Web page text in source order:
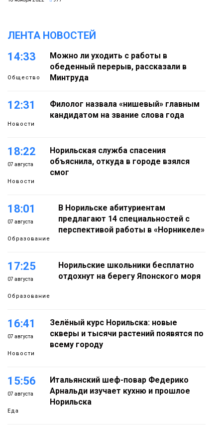
ЛЕНТА НОВОСТЕЙ
14:33
Общество
Можно ли уходить с работы в
обеденный перерыв, рассказали в
Минтруда
12:31
Новости
Филолог назвала «нишевый» главным
кандидатом на звание слова года
18:22
07 августа
Новости
Норильская служба спасения
объяснила, откуда в городе взялся
смог
18:01
07 августа
Образование
В Норильске абитуриентам
предлагают 14 специальностей с
перспективой работы в «Норникеле»
17:25
07 августа
Образование
Норильские школьники бесплатно
отдохнут на берегу Японского моря
16:41
07 августа
Новости
Зелёный курс Норильска: новые
скверы и тысячи растений появятся по
всему городу
15:56
07 августа
Еда
Итальянский шеф-повар Федерико
Арнальди изучает кухню и прошлое
Норильска